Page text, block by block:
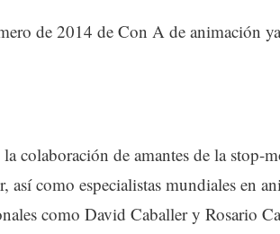
de 2014 de Con A de animación
colaboración de amantes de la stop-
como especialistas mundiales en
como David Caballer y Rosario